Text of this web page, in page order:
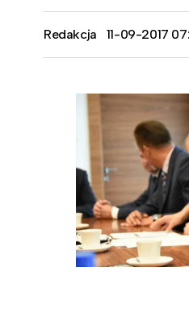
Redakcja 11-09-2017